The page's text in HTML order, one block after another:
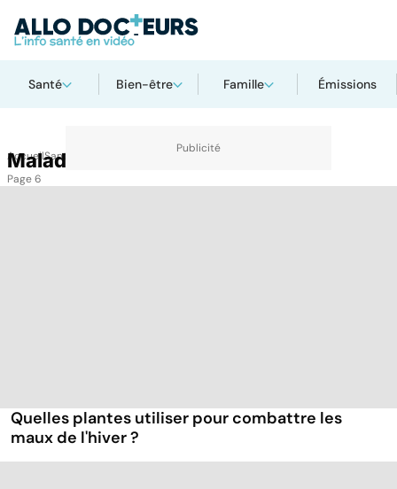
Santé Bien-être Famille Émissions
AccueilSanté
Maladies
Page 6
Quelles plantes utiliser pour combattre les
maux de l'hiver ?